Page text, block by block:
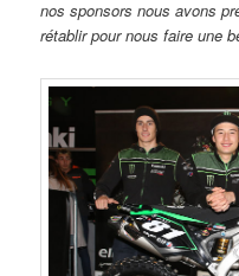
nos sponsors nous avons
rétablir pour nous faire une